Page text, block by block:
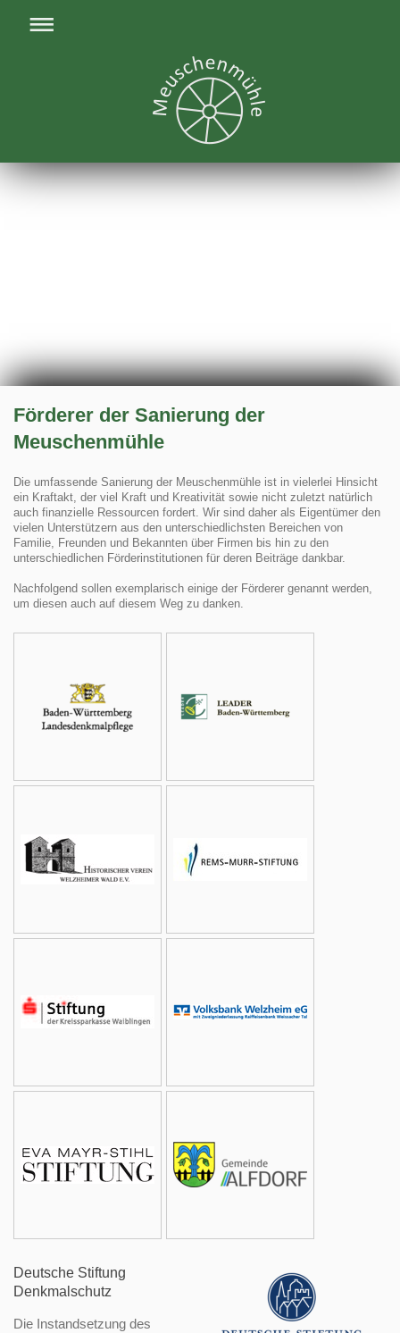
Förderer der Sanierung der
Meuschenmühle
Die umfassende Sanierung der Meuschenmühle ist in vielerlei Hinsicht
ein Kraftakt, der viel Kraft und Kreativität sowie nicht zuletzt natürlich
auch finanzielle Ressourcen fordert. Wir sind daher als Eigentümer den
vielen Unterstützern aus den unterschiedlichsten Bereichen von
Familie, Freunden und Bekannten über Firmen bis hin zu den
unterschiedlichen Förderinstitutionen für deren Beiträge dankbar.
Nachfolgend sollen exemplarisch einige der Förderer genannt werden,
um diesen auch auf diesem Weg zu danken.
Deutsche Stiftung
Denkmalschutz
Die Instandsetzung des